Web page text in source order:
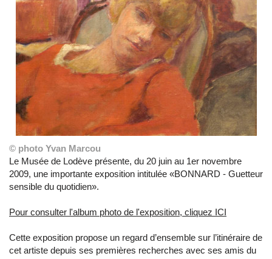
© photo Yvan Marcou
Le Musée de Lodève présente, du 20 juin au 1er novembre
2009, une importante exposition intitulée «BONNARD - Guetteur
sensible du quotidien».
Pour consulter l'album photo de l'exposition, cliquez ICI
Cette exposition propose un regard d’ensemble sur l’itinéraire de
cet artiste depuis ses premières recherches avec ses amis du